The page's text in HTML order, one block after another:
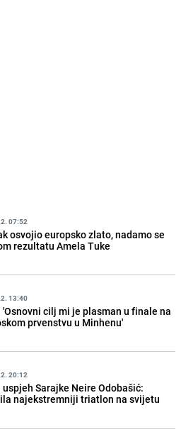
07:52
osvojio europsko zlato, nadamo se
rezultatu Amela Tuke
13:40
'Osnovni cilj mi je plasman u finale na
prvenstvu u Minhenu'
20:12
Sarajke Neire Odobašić:
najekstremniji triatlon na svijetu